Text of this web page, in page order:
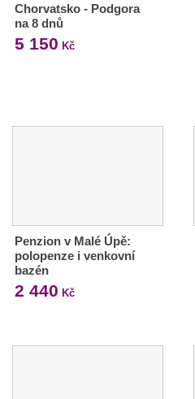
Chorvatsko - Podgora
na 8 dnů
5 150 Kč
Penzion v Malé Úpě:
polopenze i venkovní
bazén
2 440 Kč